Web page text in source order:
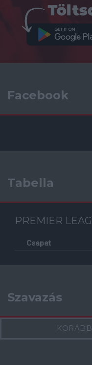
Facebook
Tabella
PREMIER
Csapat
Szavazás